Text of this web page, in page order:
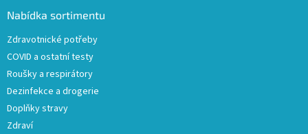
Nabídka sortimentu
Zdravotnické potřeby
COVID a ostatní testy
Roušky a respirátory
Dezinfekce a drogerie
Doplňky stravy
Zdraví